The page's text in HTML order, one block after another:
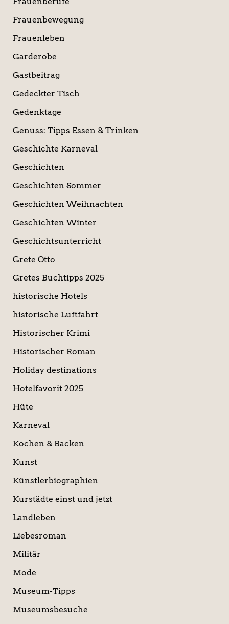
Frauenbewegung
Frauenleben
Garderobe
Gastbeitrag
Gedeckter Tisch
Gedenktage
Genuss: Tipps Essen & Trinken
Geschichte Karneval
Geschichten
Geschichten Sommer
Geschichten Weihnachten
Geschichten Winter
Geschichtsunterricht
Grete Otto
Gretes Buchtipps 2025
historische Hotels
historische Luftfahrt
Historischer Krimi
Historischer Roman
Holiday destinations
Hotelfavorit 2025
Hüte
Karneval
Kochen & Backen
Kunst
Künstlerbiographien
Kurstädte einst und jetzt
Landleben
Liebesroman
Militär
Mode
Museum-Tipps
Museumsbesuche